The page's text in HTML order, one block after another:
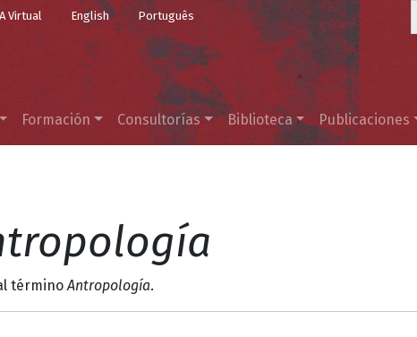
Pasar al contenido principal
Menu
Virtual English Português
Formación Consultorías Biblioteca Publicaciones
término Antropología.